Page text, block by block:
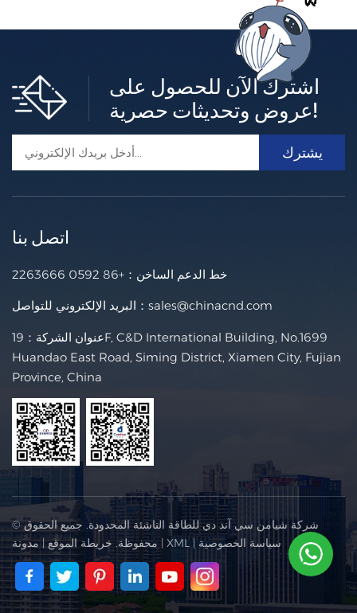
اشترك الآن للحصول على
عروض وتحديثات حصرية!
اتصل بنا
خط الدعم الساخن： +86 0592 2263666
البريد الإلكتروني للتواصل： sales@chinacnd.com
عنوان الشركة：19F, C&D International Building, No.1699
Huandao East Road, Siming District, Xiamen City, Fujian
Province, China
© شركة شيامن سي آند دي للطاقة الناشئة المحدودة. جميع الحقوق
محفوظة.خريطة الموقع|مدونة | XML |سياسة الخصوصية